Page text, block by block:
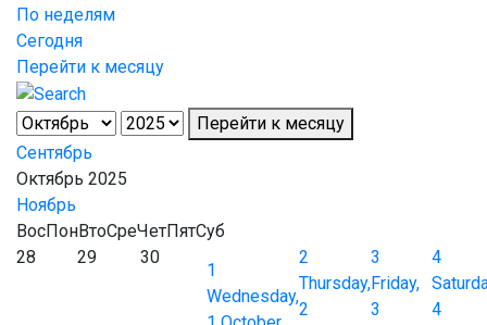
По неделям
Сегодня
Перейти к месяцу
Перейти к месяцу
Сентябрь
Октябрь 2025
Ноябрь
ВосПонВтоСреЧетПятСуб
28
29 30
1
Wednesday,
2
Thursday,
2
3
Friday,
3
4
4